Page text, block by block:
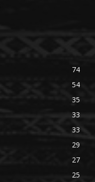
74
54
35
33
33
29
27
25